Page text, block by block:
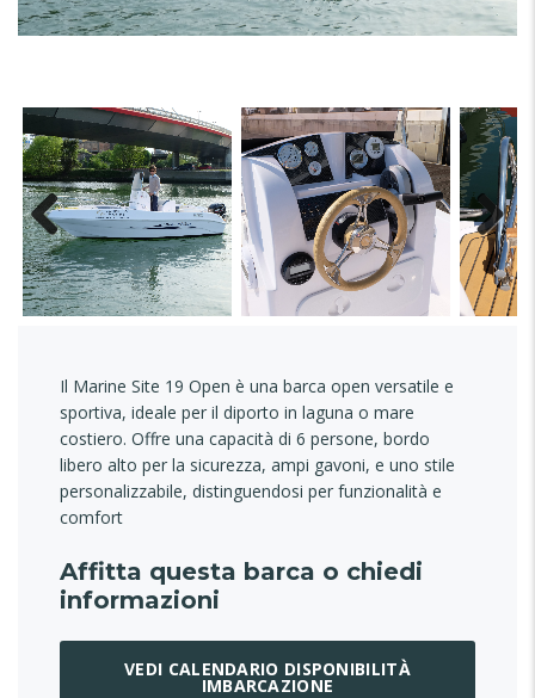
Il Marine Site 19 Open è una barca open versatile e
sportiva, ideale per il diporto in laguna o mare
costiero. Offre una capacità di 6 persone, bordo
libero alto per la sicurezza, ampi gavoni, e uno stile
personalizzabile, distinguendosi per funzionalità e
comfort
Affitta questa barca o chiedi
informazioni
VEDI CALENDARIO DISPONIBILITÀ
IMBARCAZIONE